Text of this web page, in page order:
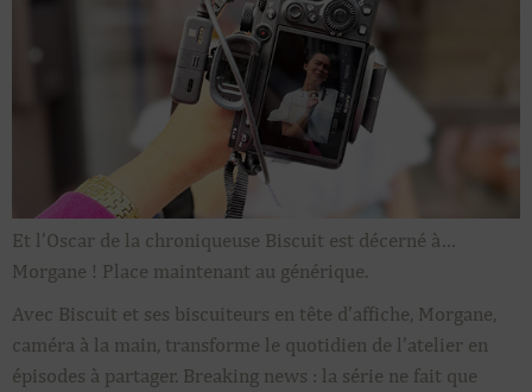
Et l’Oscar de la chroniqueuse Biscuit est décerné à…
Morgane ! Place maintenant au générique.
Avec Biscuit et ses biscuiteurs en tête d’affiche, Morgane,
caméra à la main, transforme le quotidien de l’atelier en
épisodes à partager. Breaking news : la série ne fait que